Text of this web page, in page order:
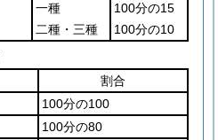
一種
100分の15
二種・三種
100分の10
割合
100分の100
100分の80